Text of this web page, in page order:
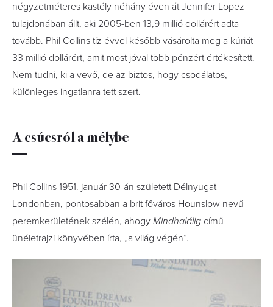
négyzetméteres kastély néhány éven át Jennifer Lopez
tulajdonában állt, aki 2005-ben 13,9 millió dollárért adta
tovább. Phil Collins tíz évvel később vásárolta meg a kúriát
33 millió dollárért, amit most jóval több pénzért értékesített.
Nem tudni, ki a vevő, de az biztos, hogy csodálatos,
különleges ingatlanra tett szert.
A csúcsról a mélybe
Phil Collins 1951. január 30-án született Délnyugat-
Londonban, pontosabban a brit főváros Hounslow nevű
peremkerületének szélén, ahogy Mindhalálig című
ünéletrajzi könyvében írta, „a világ végén”.